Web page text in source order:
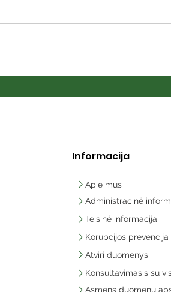
Informacija
Apie mus
Administracinė
Teisinė informacija
Korupcijos prevencija
Atviri duomenys
Asmens duomenų